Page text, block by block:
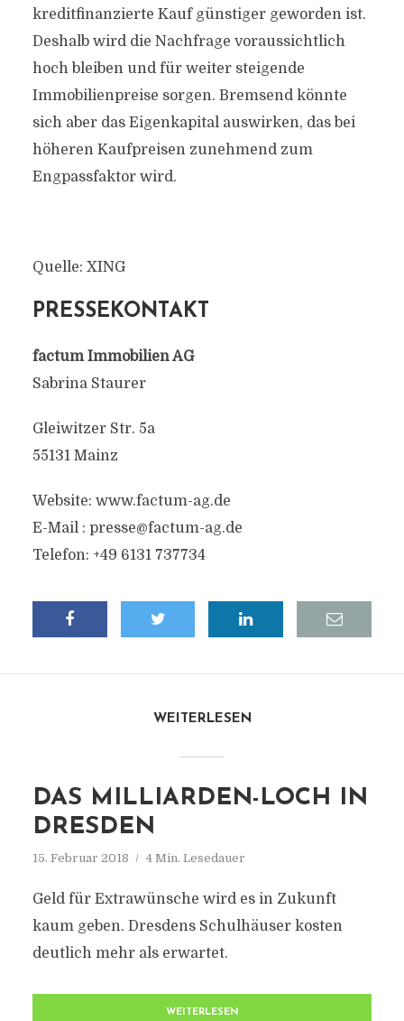
kreditfinanzierte Kauf günstiger geworden ist.
Deshalb wird die Nachfrage voraussichtlich
hoch bleiben und für weiter steigende
Immobilienpreise sorgen. Bremsend könnte
sich aber das Eigenkapital auswirken, das bei
höheren Kaufpreisen zunehmend zum
Engpassfaktor wird.
Quelle: XING
PRESSEKONTAKT
factum Immobilien AG
Sabrina Staurer
Gleiwitzer Str. 5a
55131 Mainz
Website: www.factum-ag.de
E-Mail : presse@factum-ag.de
Telefon: +49 6131 737734
WEITERLESEN
DAS MILLIARDEN-LOCH IN
DRESDEN
15. Februar 2018 4 Min. Lesedauer
Geld für Extrawünsche wird es in Zukunft
kaum geben. Dresdens Schulhäuser kosten
deutlich mehr als erwartet.
WEITERLESEN